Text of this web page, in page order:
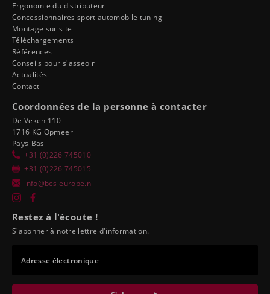
Ergonomie du distributeur
Concessionnaires sport automobile tuning
Montage sur site
Téléchargements
Références
Conseils pour s'asseoir
Actualités
Contact
Coordonnées de la personne à contacter
De Veken 110
1716 KG Opmeer
Pays-Bas
+31 (0)226 745010
+31 (0)226 745015
info@bcs-europe.nl
Restez à l'écoute !
S'abonner à notre lettre d'information.
Adresse électronique